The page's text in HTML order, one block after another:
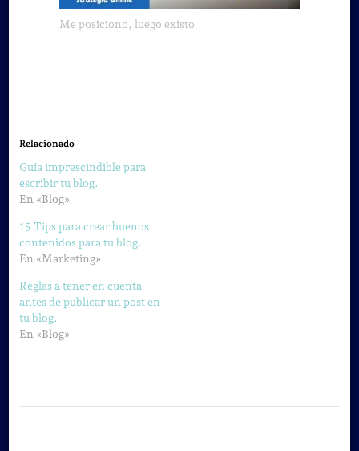
Me posiciono, luego existo
Relacionado
Guía imprescindible para
escribir tu blog.
En «Blog»
15 Tips para crear buenos
contenidos para tu blog.
En «Marketing»
Reglas a tener en cuenta
antes de publicar un post en
tu blog.
En «Blog»